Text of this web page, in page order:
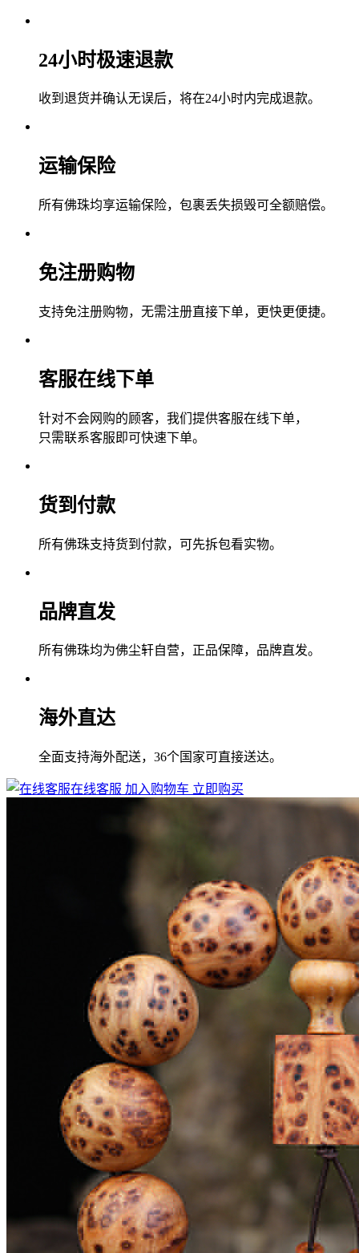
24小时极速退款
收到退货并确认无误后，将在24小时内完成退款。
运输保险
所有佛珠均享运输保险，包裹丢失损毁可全额赔偿。
免注册购物
支持免注册购物，无需注册直接下单，更快更便捷。
客服在线下单
针对不会网购的顾客，我们提供客服在线下单，
只需联系客服即可快速下单。
货到付款
所有佛珠支持货到付款，可先拆包看实物。
品牌直发
所有佛珠均为佛尘轩自营，正品保障，品牌直发。
海外直达
全面支持海外配送，36个国家可直接送达。
在线客服 加入购物车 立即购买